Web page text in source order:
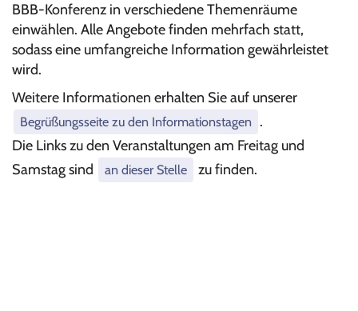
BBB-Konferenz in verschiedene Themenräume
einwählen. Alle Angebote finden mehrfach statt,
sodass eine umfangreiche Information gewährleistet
wird.
Weitere Informationen erhalten Sie auf unserer
Begrüßungsseite zu den Informationstagen .
Die Links zu den Veranstaltungen am Freitag und
Samstag sind
an dieser Stelle zu finden.